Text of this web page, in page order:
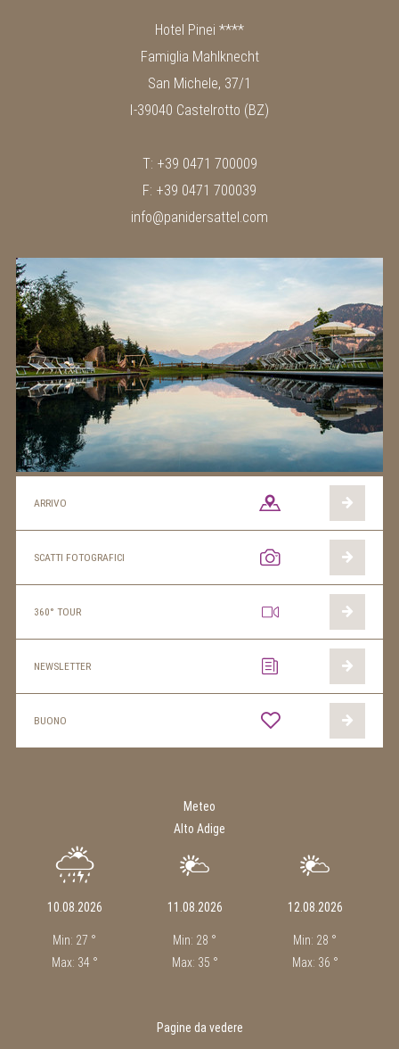
Hotel Pinei ****
Famiglia Mahlknecht
San Michele, 37/1
I-39040 Castelrotto (BZ)
T: +39 0471 700009
F: +39 0471 700039
info@panidersattel.com
ARRIVO
SCATTI FOTOGRAFICI
360° TOUR
NEWSLETTER
BUONO
Meteo
Alto Adige
10.08.2026
Min: 27 °
Max: 34 °
11.08.2026
Min: 28 °
Max: 35 °
12.08.2026
Min: 28 °
Max: 36 °
Pagine da vedere